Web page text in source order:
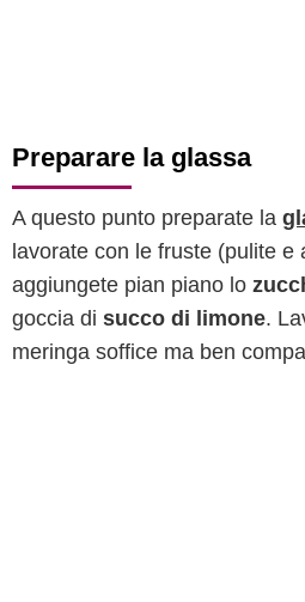
Preparare la glassa
A questo punto preparate la
lavorate con le fruste (pulite e
aggiungete pian piano lo
goccia di succo di limone.
meringa soffice ma ben